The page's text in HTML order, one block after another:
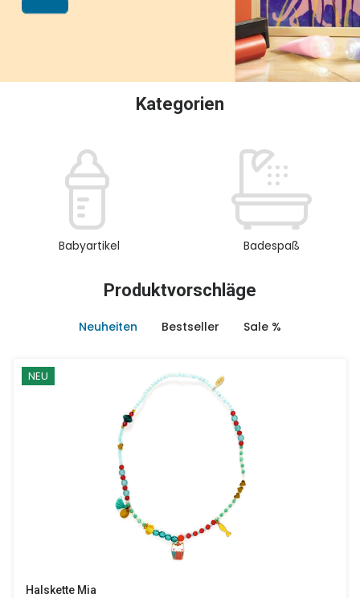
Kategorien
Babyartikel Badespaß
Produktvorschläge
Neuheiten Bestseller Sale %
NEU
Halskette Mia